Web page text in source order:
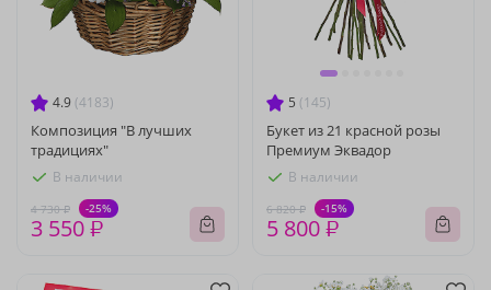
4.9 (4183)
Композиция "В лучших
традициях"
В наличии
4 730 ₽ -25%
3 550 ₽
5 (145)
Букет из 21 красной розы
Премиум Эквадор
В наличии
6 820 ₽ -15%
5 800 ₽